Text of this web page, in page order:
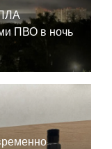
ПВО в ночь